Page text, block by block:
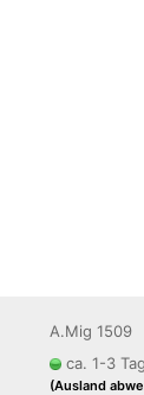
A.Mig 1509
ca. 1-3
(Ausland